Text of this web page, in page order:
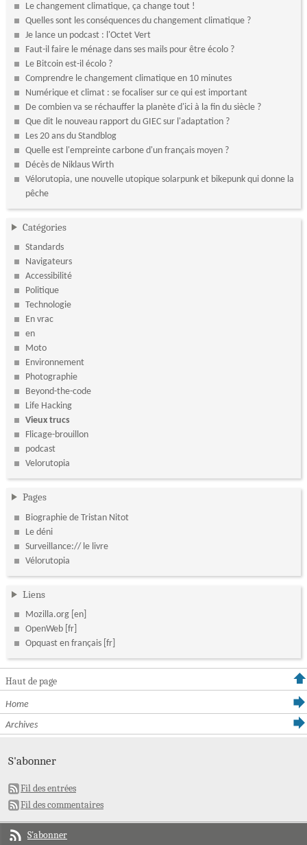
Le changement climatique, ça change tout !
Quelles sont les conséquences du changement climatique ?
Je lance un podcast : l'Octet Vert
Faut-il faire le ménage dans ses mails pour être écolo ?
Le Bitcoin est-il écolo ?
Comprendre le changement climatique en 10 minutes
Numérique et climat : se focaliser sur ce qui est important
De combien va se réchauffer la planète d'ici à la fin du siècle ?
Que dit le nouveau rapport du GIEC sur l'adaptation ?
Les 20 ans du Standblog
Quelle est l'empreinte carbone d'un français moyen ?
Décès de Niklaus Wirth
Vélorutopia, une nouvelle utopique solarpunk et bikepunk qui donne la
pêche
Catégories
Standards
Navigateurs
Accessibilité
Politique
Technologie
En vrac
en
Moto
Environnement
Photographie
Beyond-the-code
Life Hacking
Vieux trucs
Flicage-brouillon
podcast
Velorutopia
Pages
Biographie de Tristan Nitot
Le déni
Surveillance:// le livre
Vélorutopia
Liens
Mozilla.org
OpenWeb
Opquast en français
Haut de page
Home
Archives
S'abonner
Fil des entrées
Fil des commentaires
S'abonner